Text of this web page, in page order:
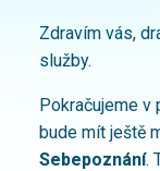
Zdravím vás,
služby.
Pokračujeme v
bude mít ještě
Sebepoznání.